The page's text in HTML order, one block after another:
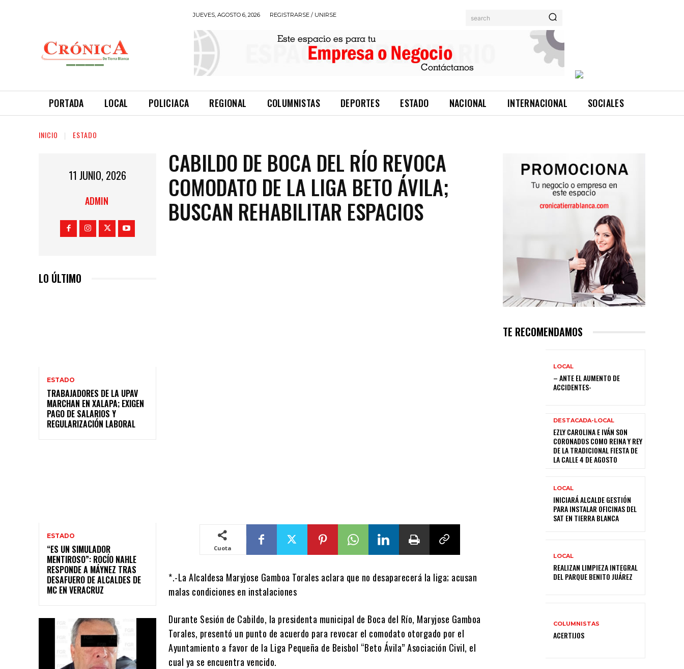
JUEVES, AGOSTO 6, 2026 REGISTRARSE / UNIRSE search
PORTADA LOCAL POLICIACA REGIONAL COLUMNISTAS DEPORTES ESTADO NACIONAL INTERNACIONAL SOCIALES
INICIO ESTADO
11 JUNIO, 2026
ADMIN
LO ÚLTIMO
ESTADO
TRABAJADORES DE LA UPAV
MARCHAN EN XALAPA; EXIGEN
PAGO DE SALARIOS Y
REGULARIZACIÓN LABORAL
ESTADO
“ES UN SIMULADOR
MENTIROSO”: ROCÍO NAHLE
RESPONDE A MÁYNEZ TRAS
DESAFUERO DE ALCALDES DE
MC EN VERACRUZ
CABILDO DE BOCA DEL RÍO REVOCA
COMODATO DE LA LIGA BETO ÁVILA;
BUSCAN REHABILITAR ESPACIOS
Cuota
*.-La Alcaldesa Maryjose Gamboa Torales aclara que no desaparecerá la liga; acusan
malas condiciones en instalaciones
Durante Sesión de Cabildo, la presidenta municipal de Boca del Río, Maryjose Gamboa
Torales, presentó un punto de acuerdo para revocar el comodato otorgado por el
Ayuntamiento a favor de la Liga Pequeña de Beisbol “Beto Ávila” Asociación Civil, el
cual ya se encuentra vencido.
TE RECOMENDAMOS
LOCAL
– ANTE EL AUMENTO DE
ACCIDENTES-
DESTACADA-LOCAL
EZLY CAROLINA E IVÁN SON
CORONADOS COMO REINA Y REY
DE LA TRADICIONAL FIESTA DE
LA CALLE 4 DE AGOSTO
LOCAL
INICIARÁ ALCALDE GESTIÓN
PARA INSTALAR OFICINAS DEL
SAT EN TIERRA BLANCA
LOCAL
REALIZAN LIMPIEZA INTEGRAL
DEL PARQUE BENITO JUÁREZ
COLUMNISTAS
ACERTIJOS